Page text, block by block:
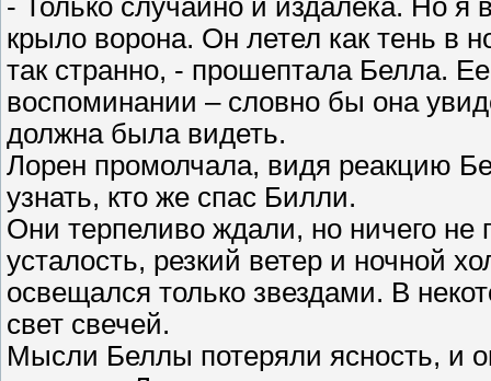
- Только случайно и издалека. Но я
крыло ворона. Он летел как тень в
так странно, - прошептала Белла.
воспоминании – словно бы она
должна была видеть.
Лорен промолчала, видя реакцию
узнать, кто же спас Билли.
Они терпеливо ждали, но ничего
усталость, резкий ветер и ночной
освещался только звездами. В
свет свечей.
Мысли Беллы потеряли ясность, и